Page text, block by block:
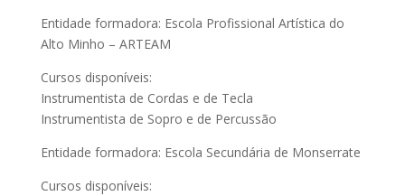
Entidade formadora: Escola Profissional Artística do
Alto Minho – ARTEAM
Cursos disponíveis:
Instrumentista de Cordas e de Tecla
Instrumentista de Sopro e de Percussão
Entidade formadora: Escola Secundária de Monserrate
Cursos disponíveis: